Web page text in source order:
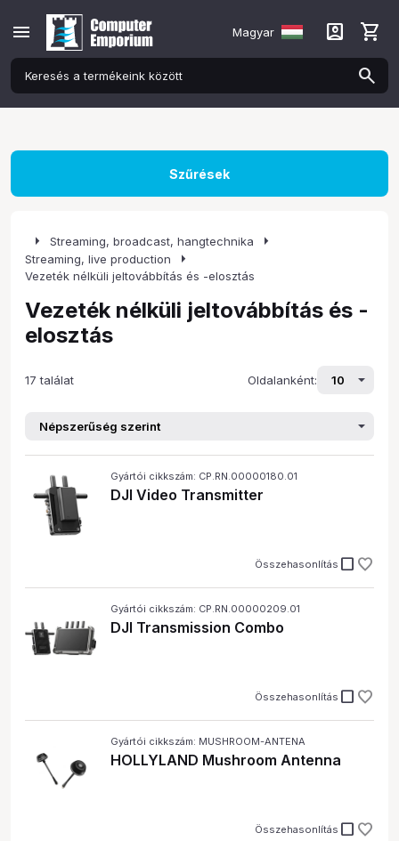
menu Magyar account_box shopping_cart
arrow_right Streaming, broadcast, hangtechnika arrow_right
Streaming, live production arrow_right
Vezeték nélküli jeltovábbítás és -elosztás
Vezeték nélküli jeltovábbítás és -
elosztás
17 találat Oldalanként:
Gyártói cikkszám: CP.RN.00000180.01
DJI Video Transmitter
Összehasonlítás check_box_outline_blank
Gyártói cikkszám: CP.RN.00000209.01
DJI Transmission Combo
Összehasonlítás check_box_outline_blank
Gyártói cikkszám: MUSHROOM-ANTENA
HOLLYLAND Mushroom Antenna
Összehasonlítás check_box_outline_blank
Szűrések